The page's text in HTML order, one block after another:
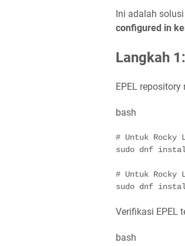
Ini adalah
configured in
Langkah
EPEL repository
bash
# Untuk Rocky
sudo dnf
# Untuk Rocky
sudo dnf
Verifikasi EPEL
bash